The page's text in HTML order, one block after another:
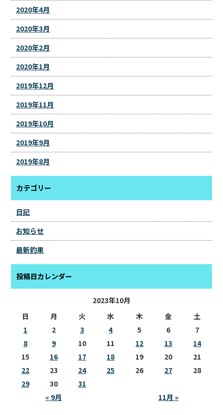
2020年4月
2020年3月
2020年2月
2020年1月
2019年12月
2019年11月
2019年10月
2019年9月
2019年8月
カテゴリー
日記
お知らせ
最新釣果
投稿日カレンダー
2023年10月
日
月 火 水 木 金 土
« 9月 11月 »
1 2 3 4 5 6
7
8
9 10 11 12 13
14
15
16 17 18 19 20
21
22
23 24 25 26 27
28
29
30 31